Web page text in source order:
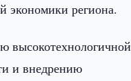
экономики региона.
высокотехнологичной
и внедрению